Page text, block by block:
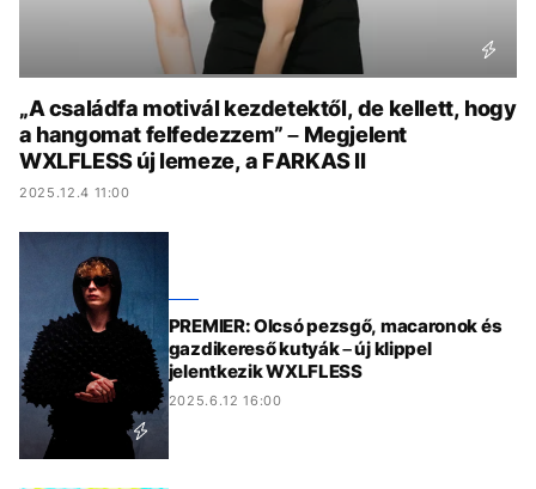
„A családfa motivál kezdetektől, de kellett, hogy
a hangomat felfedezzem” – Megjelent
WXLFLESS új lemeze, a FARKAS II
2025.12.4 11:00
PREMIER: Olcsó pezsgő, macaronok és
gazdikereső kutyák – új klippel
jelentkezik WXLFLESS
2025.6.12 16:00